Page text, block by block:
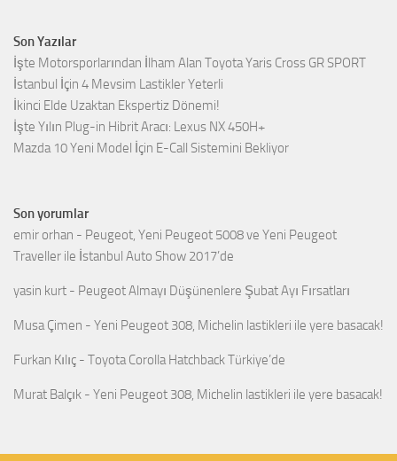
Son Yazılar
İşte Motorsporlarından İlham Alan Toyota Yaris Cross GR SPORT
İstanbul İçin 4 Mevsim Lastikler Yeterli
İkinci Elde Uzaktan Ekspertiz Dönemi!
İşte Yılın Plug-in Hibrit Aracı: Lexus NX 450H+
Mazda 10 Yeni Model İçin E-Call Sistemini Bekliyor
Son yorumlar
emir orhan - Peugeot, Yeni Peugeot 5008 ve Yeni Peugeot
Traveller ile İstanbul Auto Show 2017’de
yasin kurt - Peugeot Almayı Düşünenlere Şubat Ayı Fırsatları
Musa Çimen - Yeni Peugeot 308, Michelin lastikleri ile yere basacak!
Furkan Kılıç - Toyota Corolla Hatchback Türkiye’de
Murat Balçık - Yeni Peugeot 308, Michelin lastikleri ile yere basacak!